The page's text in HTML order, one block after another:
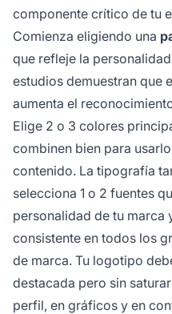
componente crítico de tu
Comienza eligiendo una
que refleje la
estudios demuestran que
aumenta el
Elige 2 o 3 colores
combinen bien para
contenido. La tipografía
selecciona 1 o 2 fuentes
personalidad de tu marca
consistente en todos los
de marca. Tu logotipo
destacada pero sin
perfil, en gráficos y en